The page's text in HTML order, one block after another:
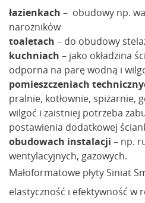
łazienkach – obudowy np.
narożników
toaletach – do obudowy
kuchniach – jako okładzina
odporna na parę wodną i
pomieszczeniach
pralnie, kotłownie, spiżarnie,
wilgoć i zaistniej potrzeba
postawienia dodatkowej
obudowach instalacji – np.
wentylacyjnych, gazowych.
Małoformatowe płyty Siniat
elastyczność i efektywność w